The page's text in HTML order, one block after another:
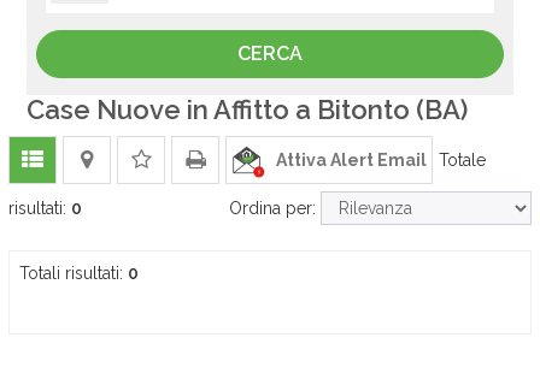
Case Nuove in Affitto a Bitonto (BA)
Attiva Alert Email Totale
risultati: 0 Ordina per:
Totali risultati: 0